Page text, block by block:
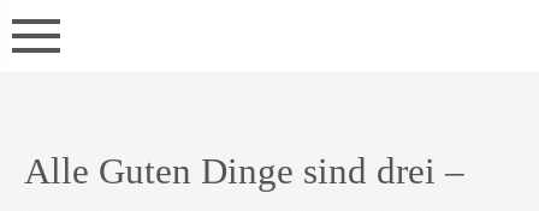
Alle Guten Dinge sind drei –